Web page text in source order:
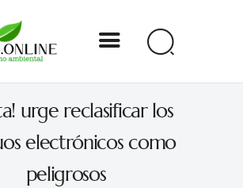
urge reclasificar los
electrónicos como
peligrosos
Online
para autogobernarse
Internacional